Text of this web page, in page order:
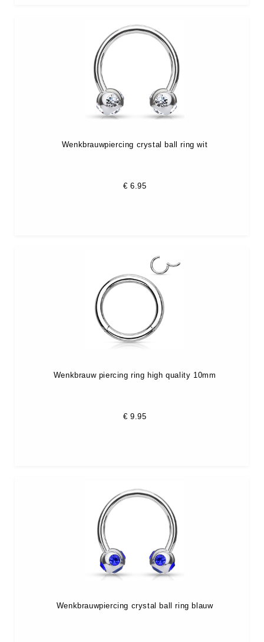
Wenkbrauwpiercing crystal ball ring wit
€ 6.95
Wenkbrauw piercing ring high quality 10mm
€ 9.95
Wenkbrauwpiercing crystal ball ring blauw